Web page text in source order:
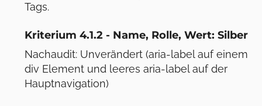
Tags.
Kriterium 4.1.2 - Name, Rolle, Wert: Silber
Nachaudit: Unverändert (aria-label auf einem
div Element und leeres aria-label auf der
Hauptnavigation)